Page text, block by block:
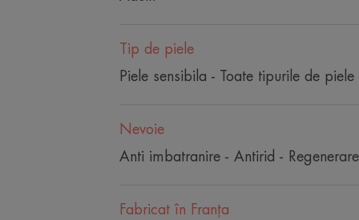
Tip de piele
Piele sensibila - Toate tipurile de piele
Nevoie
Anti imbatranire - Antirid - Regenerare
Fabricat în Franţa